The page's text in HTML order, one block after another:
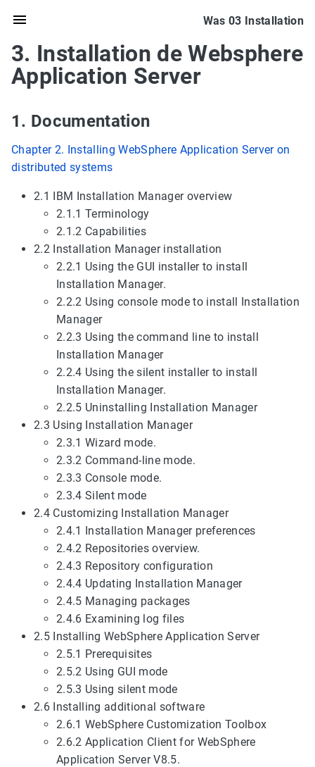
Was 03 Installation
3. Installation de Websphere
Application Server
1. Documentation
Chapter 2. Installing WebSphere Application Server on
distributed systems
2.1 IBM Installation Manager overview
2.1.1 Terminology
2.1.2 Capabilities
2.2 Installation Manager installation
2.2.1 Using the GUI installer to install
Installation Manager.
2.2.2 Using console mode to install Installation
Manager
2.2.3 Using the command line to install
Installation Manager
2.2.4 Using the silent installer to install
Installation Manager.
2.2.5 Uninstalling Installation Manager
2.3 Using Installation Manager
2.3.1 Wizard mode.
2.3.2 Command-line mode.
2.3.3 Console mode.
2.3.4 Silent mode
2.4 Customizing Installation Manager
2.4.1 Installation Manager preferences
2.4.2 Repositories overview.
2.4.3 Repository configuration
2.4.4 Updating Installation Manager
2.4.5 Managing packages
2.4.6 Examining log files
2.5 Installing WebSphere Application Server
2.5.1 Prerequisites
2.5.2 Using GUI mode
2.5.3 Using silent mode
2.6 Installing additional software
2.6.1 WebSphere Customization Toolbox
2.6.2 Application Client for WebSphere
Application Server V8.5.